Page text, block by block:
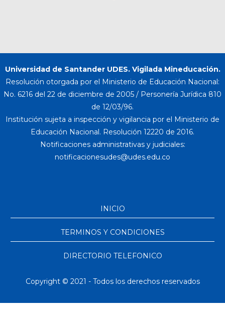
Universidad de Santander UDES. Vigilada Mineducación.
Resolución otorgada por el Ministerio de Educación Nacional:
No. 6216 del 22 de diciembre de 2005 / Personería Jurídica 810
de 12/03/96.
Institución sujeta a inspección y vigilancia por el Ministerio de
Educación Nacional. Resolución 12220 de 2016.
Notificaciones administrativas y judiciales:
INICIO
TERMINOS Y CONDICIONES
DIRECTORIO TELEFONICO
Copyright © 2021 - Todos los derechos reservados